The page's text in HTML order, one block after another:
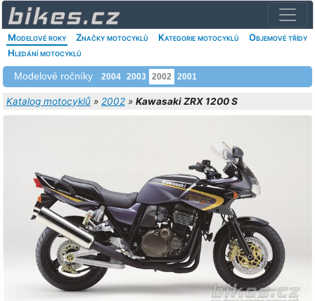
Modelové roky Značky motocyklů Kategorie motocyklů
Objemové třídy
Hledání motocyklů
Modelové ročníky 2004 2003 2002 2001
Katalog motocyklů » 2002 » Kawasaki ZRX 1200 S